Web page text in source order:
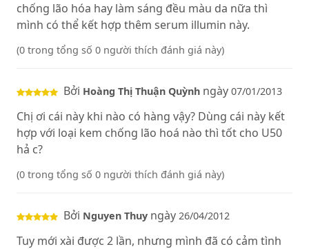
chống lão hóa hay làm sáng đều màu da nữa thì
mình có thể kết hợp thêm serum illumin này.
(0 trong tổng số 0 người thích đánh giá này)
Bởi Hoàng Thị Thuận Quỳnh ngày 07/01/2013
Chị ơi cái này khi nào có hàng vậy? Dùng cái này kết
hợp với loại kem chống lão hoá nào thì tốt cho U50
hả c?
(0 trong tổng số 0 người thích đánh giá này)
Bởi Nguyen Thuy ngày 26/04/2012
Tuy mới xài được 2 lần, nhưng mình đã có cảm tình